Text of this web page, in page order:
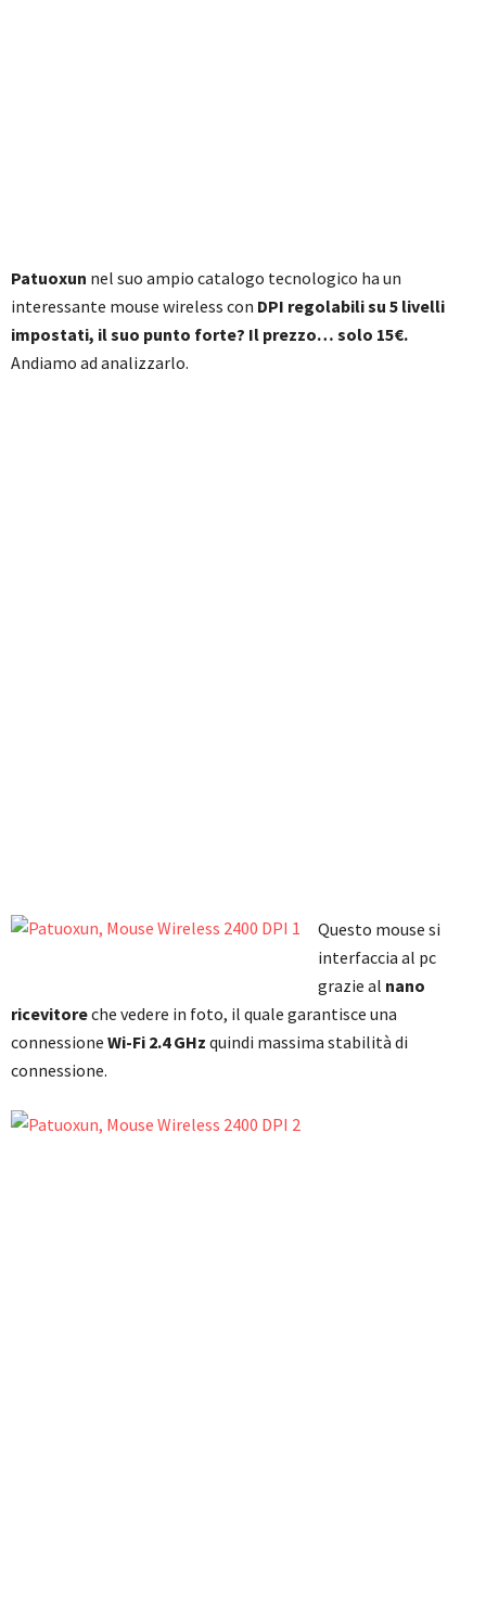
Patuoxun nel suo ampio catalogo tecnologico ha un
interessante mouse wireless con DPI regolabili su 5 livelli
impostati, il suo punto forte? Il prezzo… solo 15€.
Andiamo ad analizzarlo.
Questo mouse si
interfaccia al pc
grazie al nano
ricevitoreche vedere in foto, il quale garantisce una
connessione Wi-Fi 2.4 GHz quindi massima stabilità di
connessione.